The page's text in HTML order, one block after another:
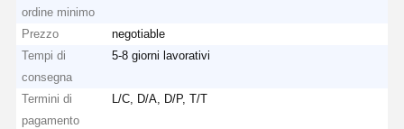
ordine minimo
Prezzo
negotiable
Tempi di
consegna
5-8 giorni lavorativi
Termini di
pagamento
L/C, D/A, D/P, T/T